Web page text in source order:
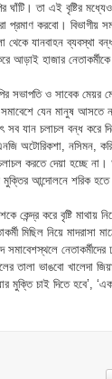
ঘাঁটি। তা এই বৃষ্টির মধ্যেও
প্রমাণ করবো। বিভাগীয়
থেকে যানবাহন ব্যবস্থা
আড়াই হাজার
সভাপতি ও সাবেক মেয়র
যেন মানুষ আসতে
সব যান চলাচল বন্ধ করে
অটোরিকশা, নসিমন,
করতে দেয়া হচ্ছে না।
মুক্তির আন্দোলনে শরিক
কেন্দ্র করে বৃষ্টি মাথায়
মিছিল নিয়ে মাদরাসা
সমাবেশস্থলে
তালা ভাঙবো খালেদা
মুক্তি চাই দিতে হবে’,